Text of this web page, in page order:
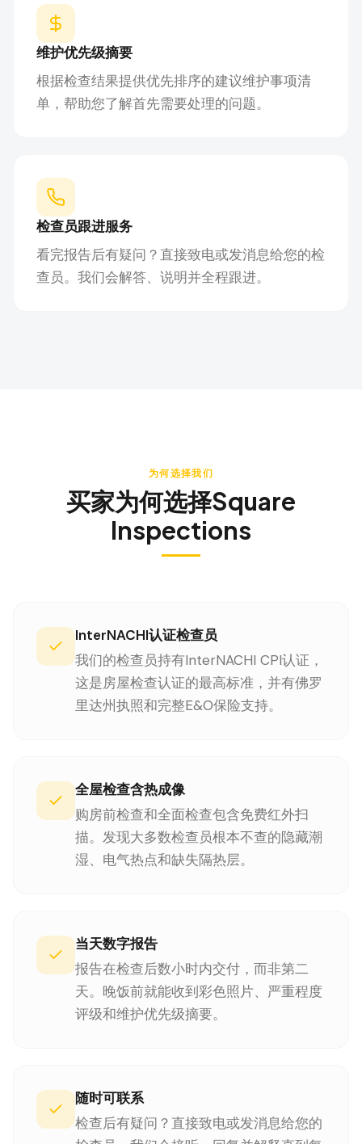
维护优先级摘要
根据检查结果提供优先排序的建议维护事项清
单，帮助您了解首先需要处理的问题。
检查员跟进服务
看完报告后有疑问？直接致电或发消息给您的检
查员。我们会解答、说明并全程跟进。
为何选择我们
买家为何选择Square
Inspections
InterNACHI认证检查员
我们的检查员持有InterNACHI CPI认证，
这是房屋检查认证的最高标准，并有佛罗
里达州执照和完整E&O保险支持。
全屋检查含热成像
购房前检查和全面检查包含免费红外扫
描。发现大多数检查员根本不查的隐藏潮
湿、电气热点和缺失隔热层。
当天数字报告
报告在检查后数小时内交付，而非第二
天。晚饭前就能收到彩色照片、严重程度
评级和维护优先级摘要。
随时可联系
检查后有疑问？直接致电或发消息给您的